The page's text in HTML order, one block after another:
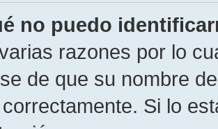
no puedo
razones por lo
de que su nombre
Si lo